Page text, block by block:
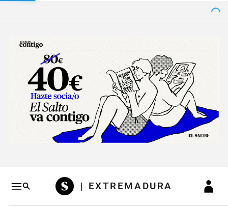
Salto a contenido
| EXTREMADURA